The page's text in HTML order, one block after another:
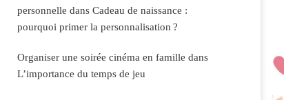
personnelle dans Cadeau de naissance :
pourquoi primer la personnalisation ?
Organiser une soirée cinéma en famille dans
L’importance du temps de jeu